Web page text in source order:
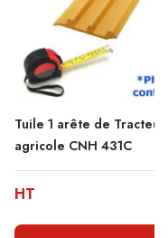
Tuile 1 arête de Tracteur
agricole CNH 431C
HT